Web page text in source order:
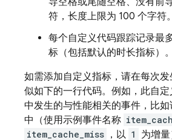
符，长度上限为 100 个字符。
每个自定义代码跟踪记录最
标（包括默认的时长指标）。
如需添加自定义指标，请在每次
似如下的一行代码。例如，此自
中发生的与性能相关的事件，比
中（使用示例事件名称
item_cache_miss ，以 1 为增量